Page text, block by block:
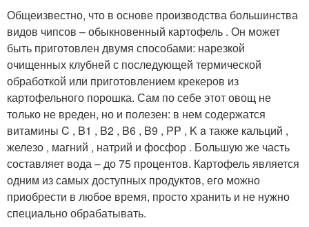
Общеизвестно, что в основе производства большинства
видов чипсов – обыкновенный картофель . Он может
быть приготовлен двумя способами: нарезкой
очищенных клубней с последующей термической
обработкой или приготовлением крекеров из
картофельного порошка. Сам по себе этот овощ не
только не вреден, но и полезен: в нем содержатся
витамины C , B1 , B2 , B6 , B9 , PP , K a также кальций ,
железо , магний , натрий и фосфор . Большую же часть
составляет вода – до 75 процентов. Картофель является
одним из самых доступных продуктов, его можно
приобрести в любое время, просто хранить и не нужно
специально обрабатывать.